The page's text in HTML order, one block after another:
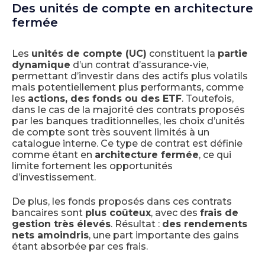
Des unités de compte en architecture
fermée
Les unités de compte (UC) constituent la partie
dynamique d’un contrat d’assurance-vie,
permettant d’investir dans des actifs plus volatils
mais potentiellement plus performants, comme
les actions, des fonds ou des ETF. Toutefois,
dans le cas de la majorité des contrats proposés
par les banques traditionnelles, les choix d’unités
de compte sont très souvent limités à un
catalogue interne. Ce type de contrat est définie
comme étant en architecture fermée, ce qui
limite fortement les opportunités
d’investissement.
De plus, les fonds proposés dans ces contrats
bancaires sont plus coûteux, avec des frais de
gestion très élevés. Résultat : des rendements
nets amoindris, une part importante des gains
étant absorbée par ces frais.